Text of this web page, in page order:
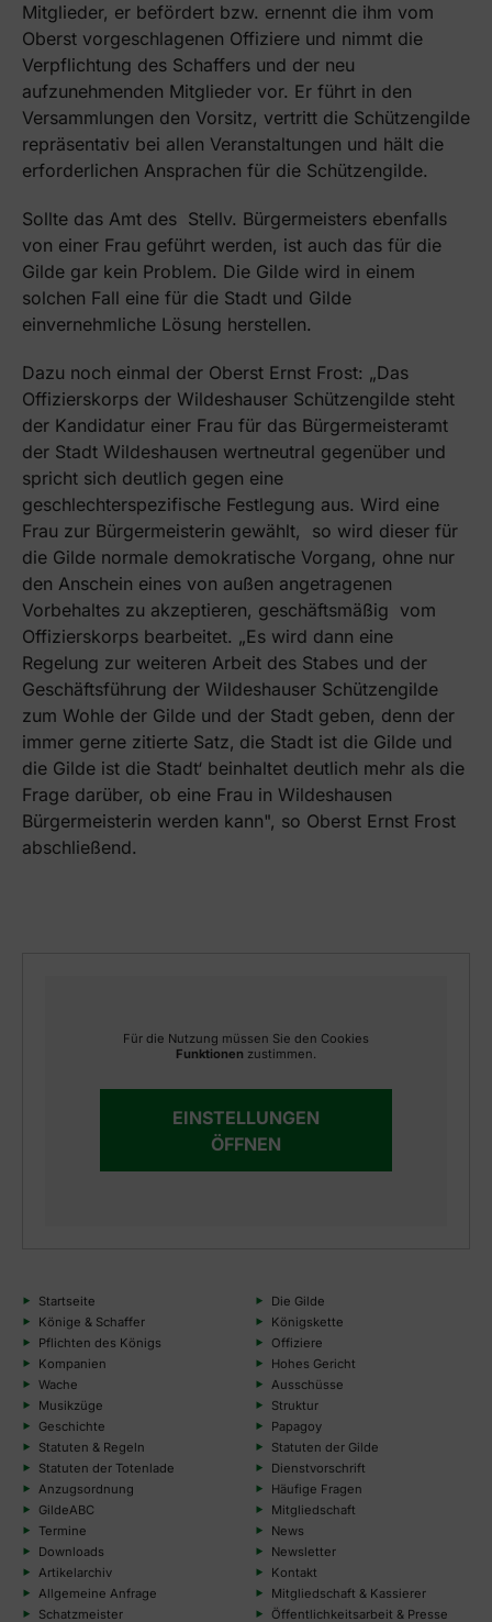
Mitglieder, er befördert bzw. ernennt die ihm vom
Oberst vorgeschlagenen Offiziere und nimmt die
Verpflichtung des Schaffers und der neu
aufzunehmenden Mitglieder vor. Er führt in den
Versammlungen den Vorsitz, vertritt die Schützengilde
repräsentativ bei allen Veranstaltungen und hält die
erforderlichen Ansprachen für die Schützengilde.
Sollte das Amt des Stellv. Bürgermeisters ebenfalls
von einer Frau geführt werden, ist auch das für die
Gilde gar kein Problem. Die Gilde wird in einem
solchen Fall eine für die Stadt und Gilde
einvernehmliche Lösung herstellen.
Dazu noch einmal der Oberst Ernst Frost: „Das
Offizierskorps der Wildeshauser Schützengilde steht
der Kandidatur einer Frau für das Bürgermeisteramt
der Stadt Wildeshausen wertneutral gegenüber und
spricht sich deutlich gegen eine
geschlechterspezifische Festlegung aus. Wird eine
Frau zur Bürgermeisterin gewählt, so wird dieser für
die Gilde normale demokratische Vorgang, ohne nur
den Anschein eines von außen angetragenen
Vorbehaltes zu akzeptieren, geschäftsmäßig vom
Offizierskorps bearbeitet. „Es wird dann eine
Regelung zur weiteren Arbeit des Stabes und der
Geschäftsführung der Wildeshauser Schützengilde
zum Wohle der Gilde und der Stadt geben, denn der
immer gerne zitierte Satz‚ die Stadt ist die Gilde und
die Gilde ist die Stadt‘ beinhaltet deutlich mehr als die
Frage darüber, ob eine Frau in Wildeshausen
Bürgermeisterin werden kann", so Oberst Ernst Frost
abschließend.
Für die Nutzung müssen Sie den Cookies
Funktionen zustimmen.
EINSTELLUNGEN
ÖFFNEN
Startseite
Die Gilde
Könige & Schaffer
Königskette
Pflichten des Königs
Offiziere
Kompanien
Hohes Gericht
Wache
Ausschüsse
Musikzüge
Struktur
Geschichte
Papagoy
Statuten & Regeln
Statuten der Gilde
Statuten der Totenlade
Dienstvorschrift
Anzugsordnung
Häufige Fragen
GildeABC
Mitgliedschaft
Termine
News
Downloads
Newsletter
Artikelarchiv
Kontakt
Allgemeine Anfrage
Mitgliedschaft & Kassierer
Schatzmeister
Öffentlichkeitsarbeit & Presse